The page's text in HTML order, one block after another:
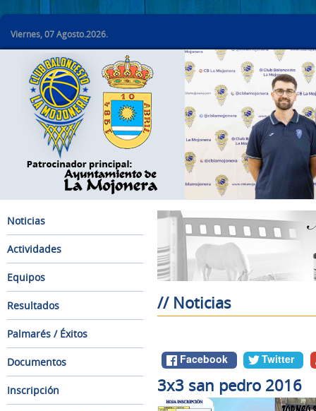
Viernes, 07 Agosto.2026.
Noticias
Actividades
Equipos
Resultados
Palmarés / Éxitos
Documentos
Inscripción
// Noticias
Facebook Twitter
3x3 san pedro 2016